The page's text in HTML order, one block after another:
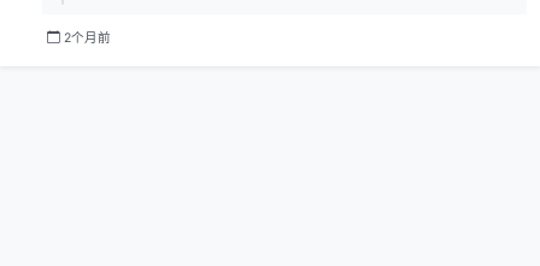
2个月前